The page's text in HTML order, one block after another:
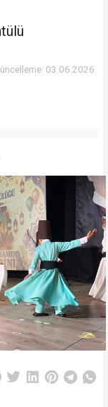
03.06.2026